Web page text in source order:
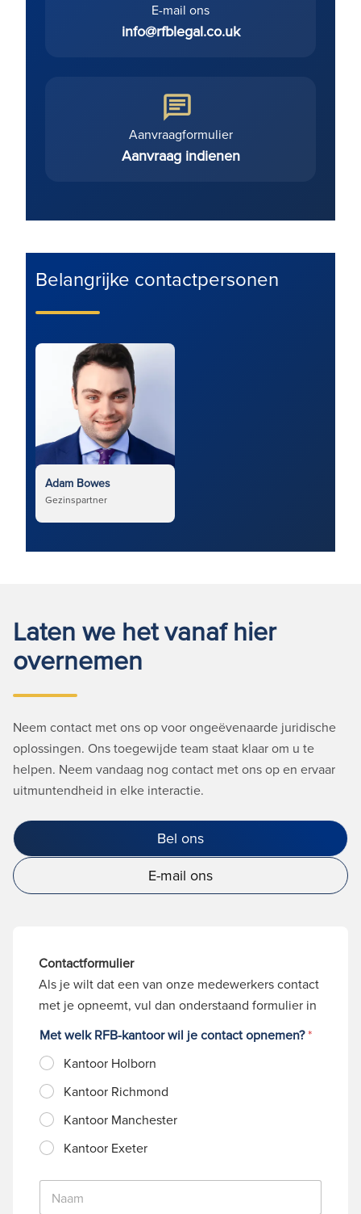
E-mail ons
info@rfblegal.co.uk
Aanvraagformulier
Aanvraag indienen
Belangrijke contactpersonen
Adam Bowes
Gezinspartner
Laten we het vanaf hier
overnemen
Neem contact met ons op voor ongeëvenaarde juridische
oplossingen. Ons toegewijde team staat klaar om u te
helpen. Neem vandaag nog contact met ons op en ervaar
uitmuntendheid in elke interactie.
Bel ons
E-mail ons
Contactformulier
Als je wilt dat een van onze medewerkers contact
met je opneemt, vul dan onderstaand formulier in
Met welk RFB-kantoor wil je contact opnemen?*
Kantoor Holborn
Kantoor Richmond
Kantoor Manchester
Kantoor Exeter
N